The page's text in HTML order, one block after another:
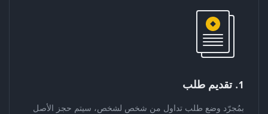
1. تقديم طلب
بمُجرّد وضع طلب تداول من شخص لشخص، سيتم حجز الأصل